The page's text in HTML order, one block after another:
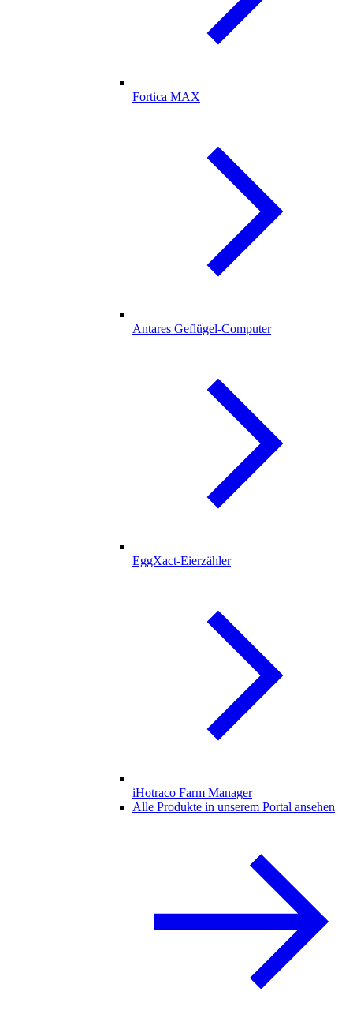
Fortica MAX
Antares Geflügel-Computer
EggXact-Eierzähler
iHotraco Farm Manager
Alle Produkte in unserem Portal ansehen